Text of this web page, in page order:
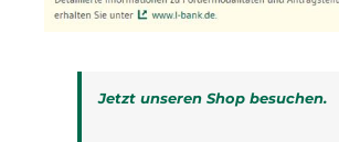
Jetzt unseren Shop besuchen.